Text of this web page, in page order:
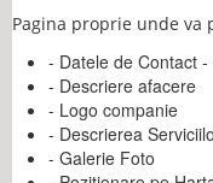
Pagina proprie unde va
- Datele de Contact
- Descriere afacere
- Logo companie
- Descrierea
- Galerie Foto